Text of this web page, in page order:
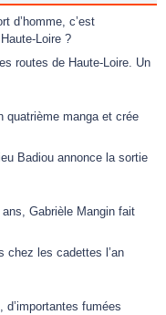
d’homme, c’est
Loire ?
routes de Haute-Loire. Un
quatrième manga et crée
Badiou annonce la sortie
Gabrièle Mangin fait
chez les cadettes l’an
d’importantes fumées